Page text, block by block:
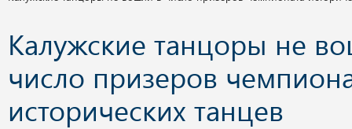
Калужские танцоры не
число призеров
исторических танцев